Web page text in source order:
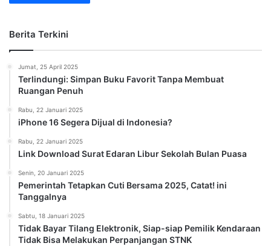
Berita Terkini
Jumat, 25 April 2025
Terlindungi: Simpan Buku Favorit Tanpa Membuat
Ruangan Penuh
Rabu, 22 Januari 2025
iPhone 16 Segera Dijual di Indonesia?
Rabu, 22 Januari 2025
Link Download Surat Edaran Libur Sekolah Bulan Puasa
Senin, 20 Januari 2025
Pemerintah Tetapkan Cuti Bersama 2025, Catat! ini
Tanggalnya
Sabtu, 18 Januari 2025
Tidak Bayar Tilang Elektronik, Siap-siap Pemilik Kendaraan
Tidak Bisa Melakukan Perpanjangan STNK